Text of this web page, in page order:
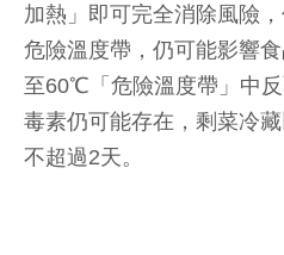
加熱」即可完全消除風險
危險溫度帶，仍可能影響
至60℃「危險溫度帶」中
毒素仍可能存在，剩菜冷
不超過2天。